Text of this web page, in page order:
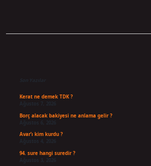
Son Yazılar
Kerat ne demek TDK ?
Ağustos 7, 2026
Borç alacak bakiyesi ne anlama gelir ?
Ağustos 6, 2026
Avar’ı kim kurdu ?
Ağustos 4, 2026
94. sure hangi suredir ?
Ağustos 3, 2026